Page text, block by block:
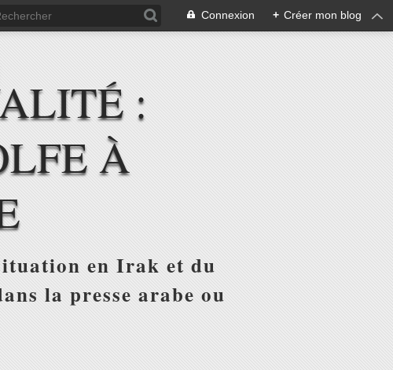
Connexion + Créer mon blog
:
À
en Irak et du
la presse arabe ou